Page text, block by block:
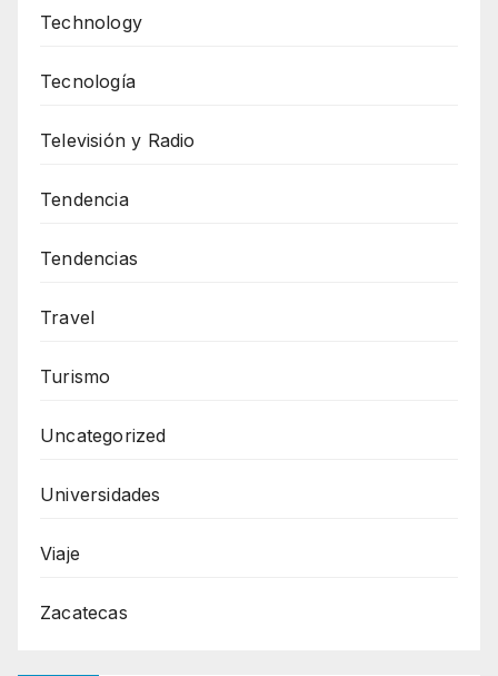
Technology
Tecnología
Televisión y Radio
Tendencia
Tendencias
Travel
Turismo
Uncategorized
Universidades
Viaje
Zacatecas